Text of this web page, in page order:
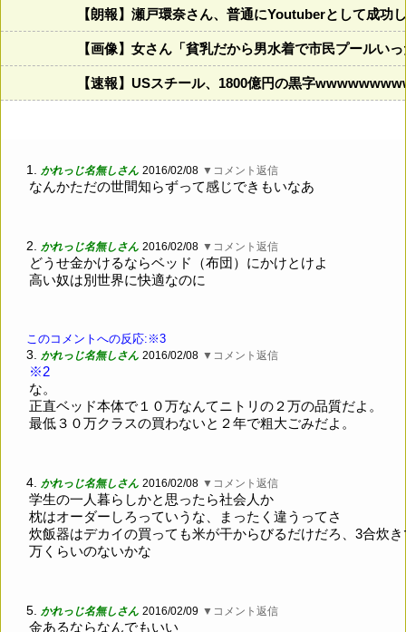
【朗報】瀬戸環奈さん、普通にYoutuberとして成功
【画像】女さん「貧乳だから男水着で市民プール
【速報】USスチール、1800億円の黒字
1. かれっじ名無しさん 2016/02/08 ▼コメント返信
なんかただの世間知らずって感じできもいなあ
2. かれっじ名無しさん 2016/02/08 ▼コメント返信
どうせ金かけるならベッド（布団）にかけとけよ
高い奴は別世界に快適なのに
このコメントへの反応:※3
3. かれっじ名無しさん 2016/02/08 ▼コメント返信
※2
な。
正直ベッド本体で１０万なんてニトリの２万の品質だよ。
最低３０万クラスの買わないと２年で粗大ごみだよ。
4. かれっじ名無しさん 2016/02/08 ▼コメント返信
学生の一人暮らしかと思ったら社会人か
枕はオーダーしろっていうな、まったく違うってさ
炊飯器はデカイの買っても米が干からびるだけだろ、3合炊き
万くらいのないかな
5. かれっじ名無しさん 2016/02/09 ▼コメント返信
金あるならなんでもいい